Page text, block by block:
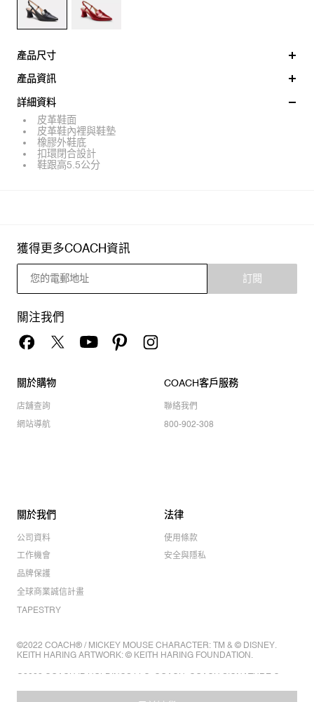
產品尺寸
產品資訊
詳細資料
皮革鞋面
皮革鞋內裡與鞋墊
橡膠外鞋底
扣環閉合設計
鞋跟高5.5公分
獲得更多COACH資訊
訂閱
關注我們
關於購物
店舖查詢
網站導航
COACH客戶服務
聯絡我們
800-902-308
關於我們
公司資料
工作機會
品牌保護
全球商業誠信計畫
TAPESTRY
法律
使用條款
安全與隱私
©2022 COACH® / MICKEY MOUSE CHARACTER: TM & © DISNEY.
KEITH HARING ARTWORK: © KEITH HARING FOUNDATION.
©2022 COACH IP HOLDINGS LLC. COACH, COACH SIGNATURE C